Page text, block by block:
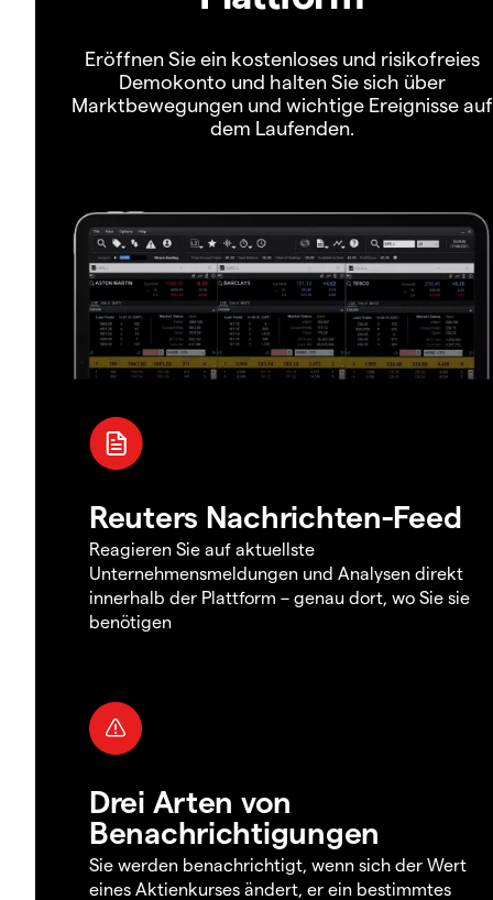
Eröffnen Sie ein kostenloses und risikofreies
Demokonto und halten Sie sich über
Marktbewegungen und wichtige Ereignisse auf
dem Laufenden.
Reuters Nachrichten-Feed
Reagieren Sie auf aktuellste
Unternehmensmeldungen und Analysen direkt
innerhalb der Plattform – genau dort, wo Sie sie
benötigen
Drei Arten von
Benachrichtigungen
Sie werden benachrichtigt, wenn sich der Wert
eines Aktienkurses ändert, er ein bestimmtes